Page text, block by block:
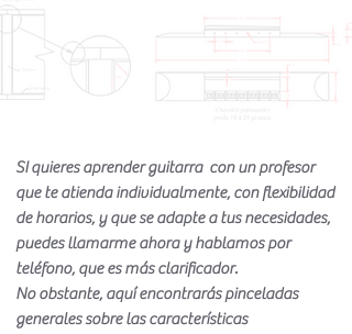
SI quieres aprender guitarra con un profesor
que te atienda individualmente, con flexibilidad
de horarios, y que se adapte a tus necesidades,
puedes llamarme ahora y hablamos por
teléfono, que es más clarificador.
No obstante, aquí encontrarás pinceladas
generales sobre las características